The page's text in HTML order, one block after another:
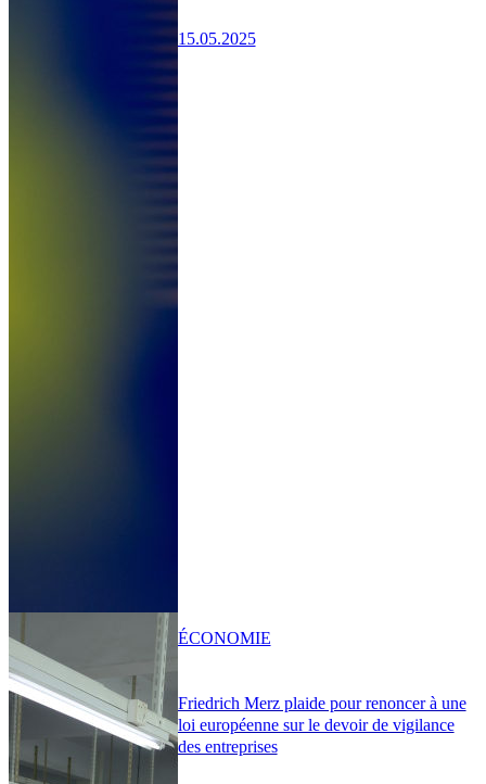
15.05.2025
Friedrich Merz plaide pour renoncer à une
loi européenne sur le devoir de vigilance
des entreprises
ÉCONOMIE